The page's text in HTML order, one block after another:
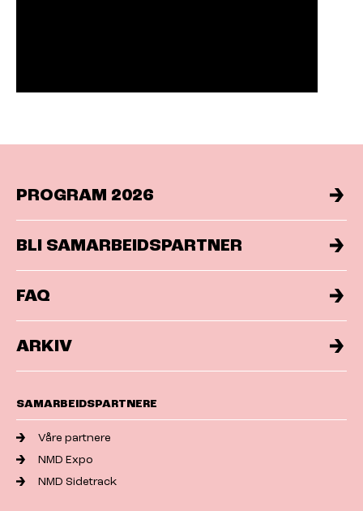
PROGRAM 2026
BLI SAMARBEIDSPARTNER
FAQ
ARKIV
SAMARBEIDSPARTNERE
Våre partnere
NMD Expo
NMD Sidetrack